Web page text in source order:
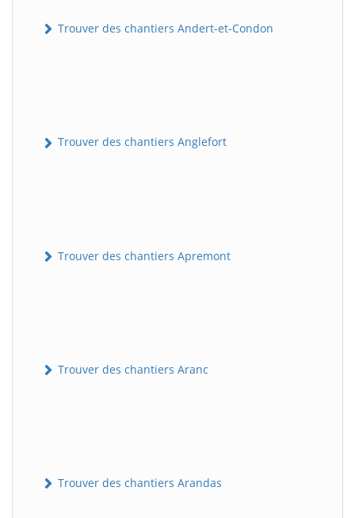
Trouver des chantiers Andert-et-Condon
Trouver des chantiers Anglefort
Trouver des chantiers Apremont
Trouver des chantiers Aranc
Trouver des chantiers Arandas